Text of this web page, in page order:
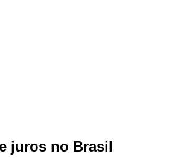
juros no Brasil